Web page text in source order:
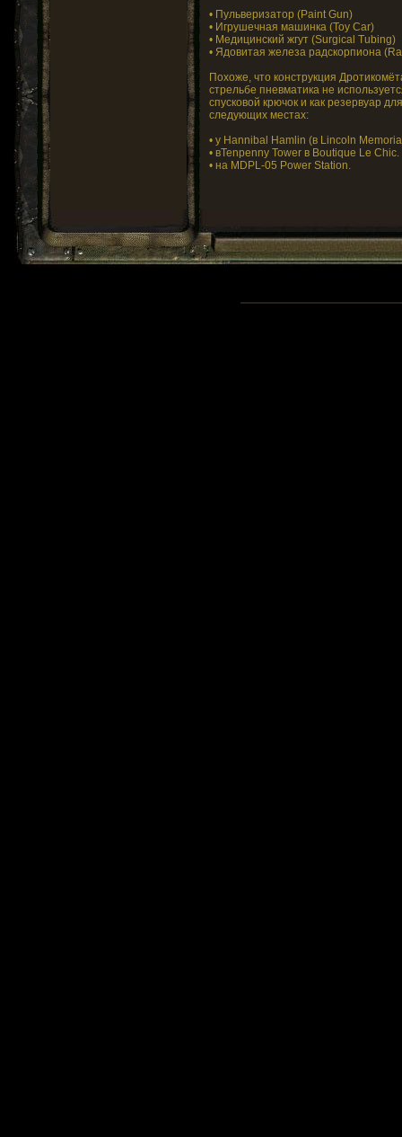
• Пульверизатор (Paint Gun)
• Игрушечная машинка (Toy Car)
• Медицинский жгут (Surgical Tubing)
• Ядовитая железа радскорпиона
Похоже, что конструкция
стрельбе пневматика не
спусковой крючок и как резервуар
следующих местах:
• у Hannibal Hamlin (в Lincoln
• вTenpenny Tower в Boutique Le Chic.
• на MDPL-05 Power Station.